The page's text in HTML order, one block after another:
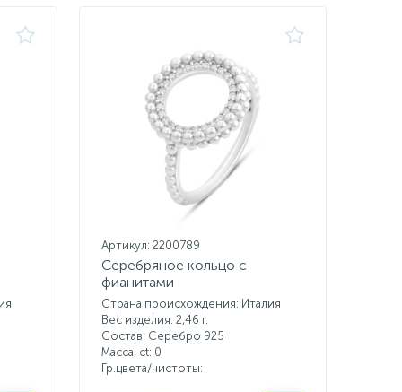
Артикул: 2200789
Серебряное кольцо с
фианитами
Страна происхождения: Италия
Вес изделия: 2,46 г.
Состав: Серебро 925
Масса, ct: 0
Гр.цвета/чистоты: